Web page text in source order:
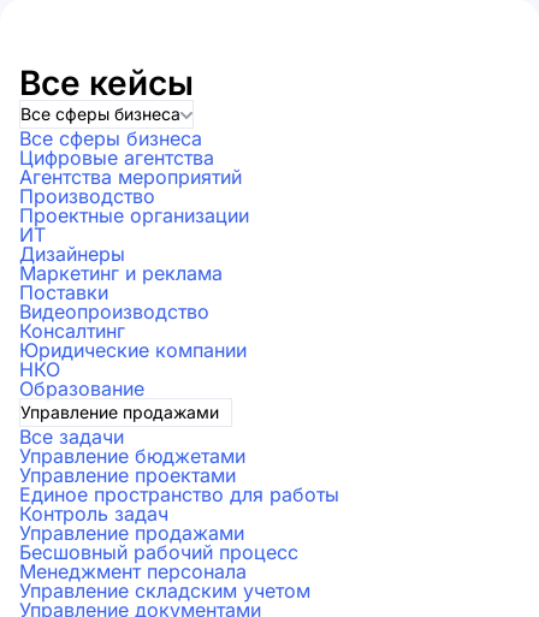
Все кейсы
Все сферы бизнеса
Все сферы бизнеса
Цифровые агентства
Агентства мероприятий
Производство
Проектные организации
ИТ
Дизайнеры
Маркетинг и реклама
Поставки
Видеопроизводство
Консалтинг
Юридические компании
НКО
Образование
Управление продажами
Все задачи
Управление бюджетами
Управление проектами
Единое пространство для работы
Контроль задач
Управление продажами
Бесшовный рабочий процесс
Менеджмент персонала
Управление складским учетом
Управление документами